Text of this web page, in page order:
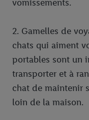
vomissements.
2. Gamelles de
chats qui aiment
portables sont un
transporter et à
chat de maintenir
loin de la maison.
tiers et pour afficher
avec d’autres
attribués et dont dispose
Sous réserve de votre
c’est-à-dire des
avez montré de l’intérêt
un panier d’un webshop
également être